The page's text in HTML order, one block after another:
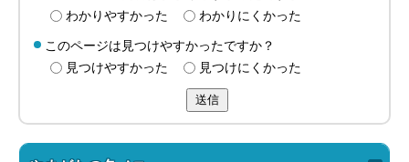
わかりやすかった
わかりにくかった
このページは見つけやすかったですか？
見つけやすかった
見つけにくかった
送信